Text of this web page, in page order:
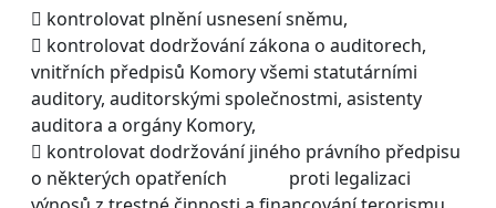
 kontrolovat plnění usnesení sněmu,
 kontrolovat dodržování zákona o auditorech,
vnitřních předpisů Komory všemi statutárními
auditory, auditorskými společnostmi, asistenty
auditora a orgány Komory,
 kontrolovat dodržování jiného právního předpisu
o některých opatřeních proti legalizaci